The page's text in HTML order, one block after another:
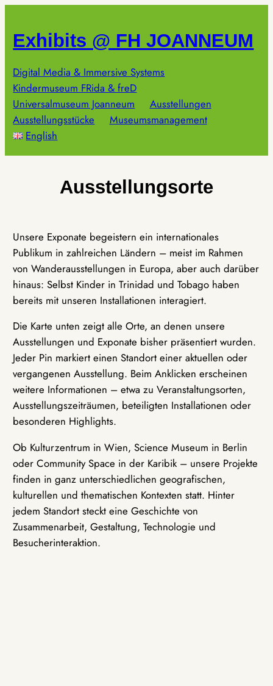
springen
Exhibits @ FH JOANNEUM
Digital Media & Immersive Systems
Kindermuseum FRida & freD
Universalmuseum Joanneum
Ausstellungen
Ausstellungsstücke
Museumsmanagement
English
Ausstellungsorte
Unsere Exponate begeistern ein internationales
Publikum in zahlreichen Ländern – meist im Rahmen
von Wanderausstellungen in Europa, aber auch darüber
hinaus: Selbst Kinder in Trinidad und Tobago haben
bereits mit unseren Installationen interagiert.
Die Karte unten zeigt alle Orte, an denen unsere
Ausstellungen und Exponate bisher präsentiert wurden.
Jeder Pin markiert einen Standort einer aktuellen oder
vergangenen Ausstellung. Beim Anklicken erscheinen
weitere Informationen – etwa zu Veranstaltungsorten,
Ausstellungszeiträumen, beteiligten Installationen oder
besonderen Highlights.
Ob Kulturzentrum in Wien, Science Museum in Berlin
oder Community Space in der Karibik – unsere Projekte
finden in ganz unterschiedlichen geografischen,
kulturellen und thematischen Kontexten statt. Hinter
jedem Standort steckt eine Geschichte von
Zusammenarbeit, Gestaltung, Technologie und
Besucherinteraktion.